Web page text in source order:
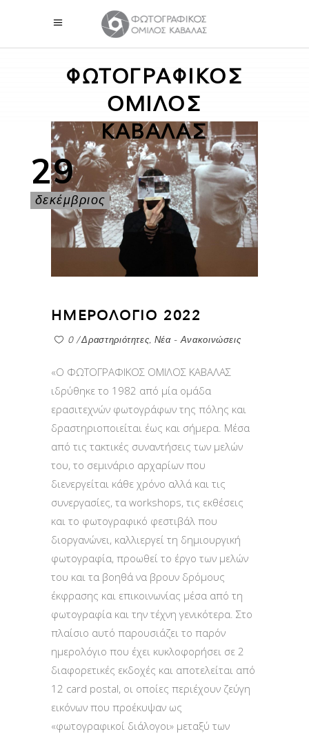
ΦΩΤΟΓΡΑΦΙΚΟΣ
ΟΜΙΛΟΣ
ΚΑΒΑΛΑΣ
29
δεκέμβριος
ΗΜΕΡΟΛΟΓΙΟ 2022
0 Δραστηριότητες Νέα - Ανακοινώσεις
«Ο ΦΩΤΟΓΡΑΦΙΚΟΣ ΟΜΙΛΟΣ ΚΑΒΑΛΑΣ
ιδρύθηκε το 1982 από μία ομάδα
ερασιτεχνών φωτογράφων της πόλης και
δραστηριοποιείται έως και σήμερα. Μέσα
από τις τακτικές συναντήσεις των μελών
του, το σεμινάριο αρχαρίων που
διενεργείται κάθε χρόνο αλλά και τις
συνεργασίες, τα workshops, τις εκθέσεις
και το φωτογραφικό φεστιβάλ που
διοργανώνει, καλλιεργεί τη δημιουργική
φωτογραφία, προωθεί το έργο των μελών
του και τα βοηθά να βρουν δρόμους
έκφρασης και επικοινωνίας μέσα από τη
φωτογραφία και την τέχνη γενικότερα. Στο
πλαίσιο αυτό παρουσιάζει το παρόν
ημερολόγιο που έχει κυκλοφορήσει σε 2
διαφορετικές εκδοχές και αποτελείται από
12 card postal, οι οποίες περιέχουν ζεύγη
εικόνων που προέκυψαν ως
«φωτογραφικοί διάλογοι» μεταξύ των